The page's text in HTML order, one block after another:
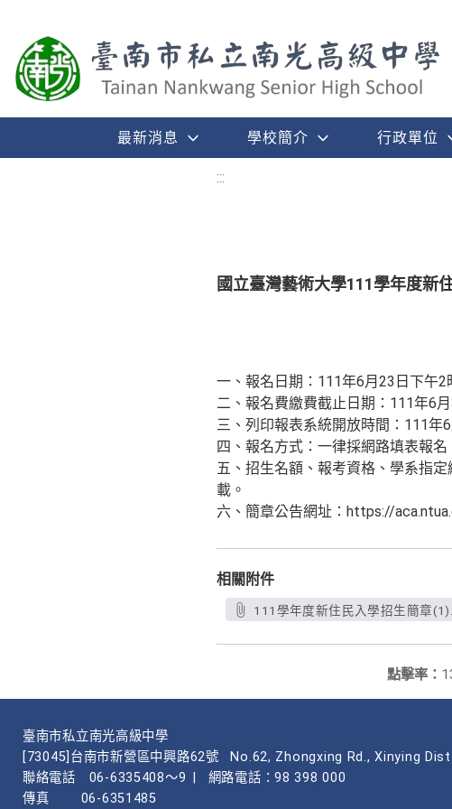
最新消息 學校簡介 行政單位
:::
國立臺灣藝術大學111學年度新
一、報名日期：111年6月23日下午
二、報名費繳費截止日期：111年6
三、列印報表系統開放時間：111年
四、報名方式：一律採網路填表報
五、招生名額、報考資格、學系指
載。
六、簡章公告網址：https://
相關附件
111學年度新住民入學招生簡章
點擊率：
臺南市私立南光高級中學
[73045]台南市新營區中興路62號
No.62, Zhongxing Rd., Xinying
聯絡電話
06-6335408～9
網路電話：98 398 000
傳真
06-6351485